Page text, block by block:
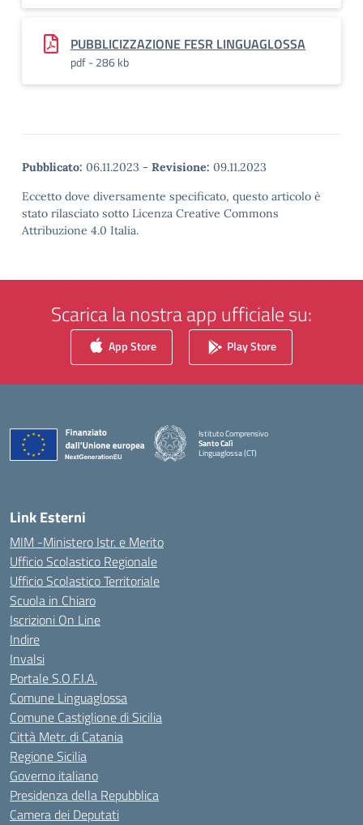
PUBBLICIZZAZIONE FESR LINGUAGLOSSA
pdf - 286 kb
Pubblicato: 06.11.2023 - Revisione: 09.11.2023
Eccetto dove diversamente specificato, questo articolo è
stato rilasciato sotto Licenza Creative Commons
Attribuzione 4.0 Italia.
Scarica la nostra app ufficiale su:
App Store Play Store
Istituto Comprensivo
Santo Calì
Linguaglossa (CT)
— Visita la pagina iniziale della scuola
Link Esterni
MIM -Ministero Istr. e Merito
Ufficio Scolastico Regionale
Ufficio Scolastico Territoriale
Scuola in Chiaro
Iscrizioni On Line
Indire
Invalsi
Portale S.O.F.I.A.
Comune Linguaglossa
Comune Castiglione di Sicilia
Città Metr. di Catania
Regione Sicilia
Governo italiano
Presidenza della Repubblica
Camera dei Deputati